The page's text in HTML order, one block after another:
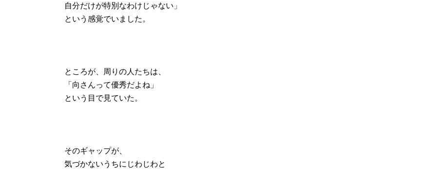
自分だけが特別なわけじゃない」
という感覚でいました。
ところが、周りの人たちは、
「向さんって優秀だよね」
という目で見ていた。
そのギャップが、
気づかないうちにじわじわと